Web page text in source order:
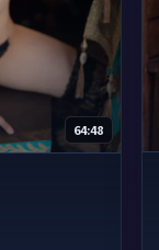
64:48